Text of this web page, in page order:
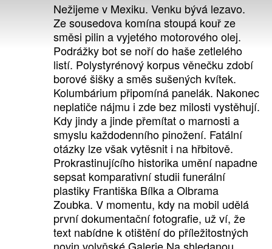
Nežijeme v Mexiku. Venku bývá lezavo.
Ze sousedova komína stoupá kouř ze
směsi pilin a vyjetého motorového olej.
Podrážky bot se noří do haše zetlelého
listí. Polystyrénový korpus věnečku zdobí
borové šišky a směs sušených kvítek.
Kolumbárium připomíná panelák. Nakonec
neplatiče nájmu i zde bez milosti vystěhují.
Kdy jindy a jinde přemítat o marnosti a
smyslu každodenního pinožení. Fatální
otázky lze však vytěsnit i na hřbitově.
Prokrastinujícího historika umění napadne
sepsat komparativní studii funerální
plastiky Františka Bílka a Olbrama
Zoubka. V momentu, kdy na mobil udělá
první dokumentační fotografie, už ví, že
text nabídne k otištění do příležitostných